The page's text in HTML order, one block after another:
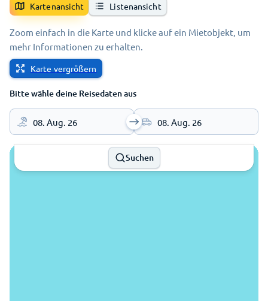
Kartenansicht Listenansicht
Zoom einfach in die Karte und klicke auf ein Mietobjekt, um
mehr Informationen zu erhalten.
Karte vergrößern
Bitte wähle deine Reisedaten aus
08. Aug. 26 08. Aug. 26
Suchen